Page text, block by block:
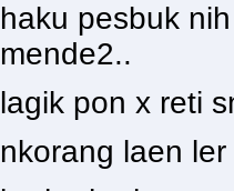
haku pesbuk
mende2..
lagik pon x reti
nkorang laen